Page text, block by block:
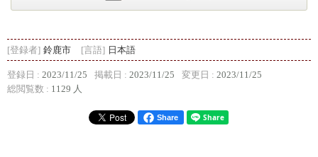
[登録者] 鈴鹿市 [言語] 日本語
登録日 : 2023/11/25 掲載日 : 2023/11/25 変更日 : 2023/11/25
総閲覧数 : 1129 人
Share